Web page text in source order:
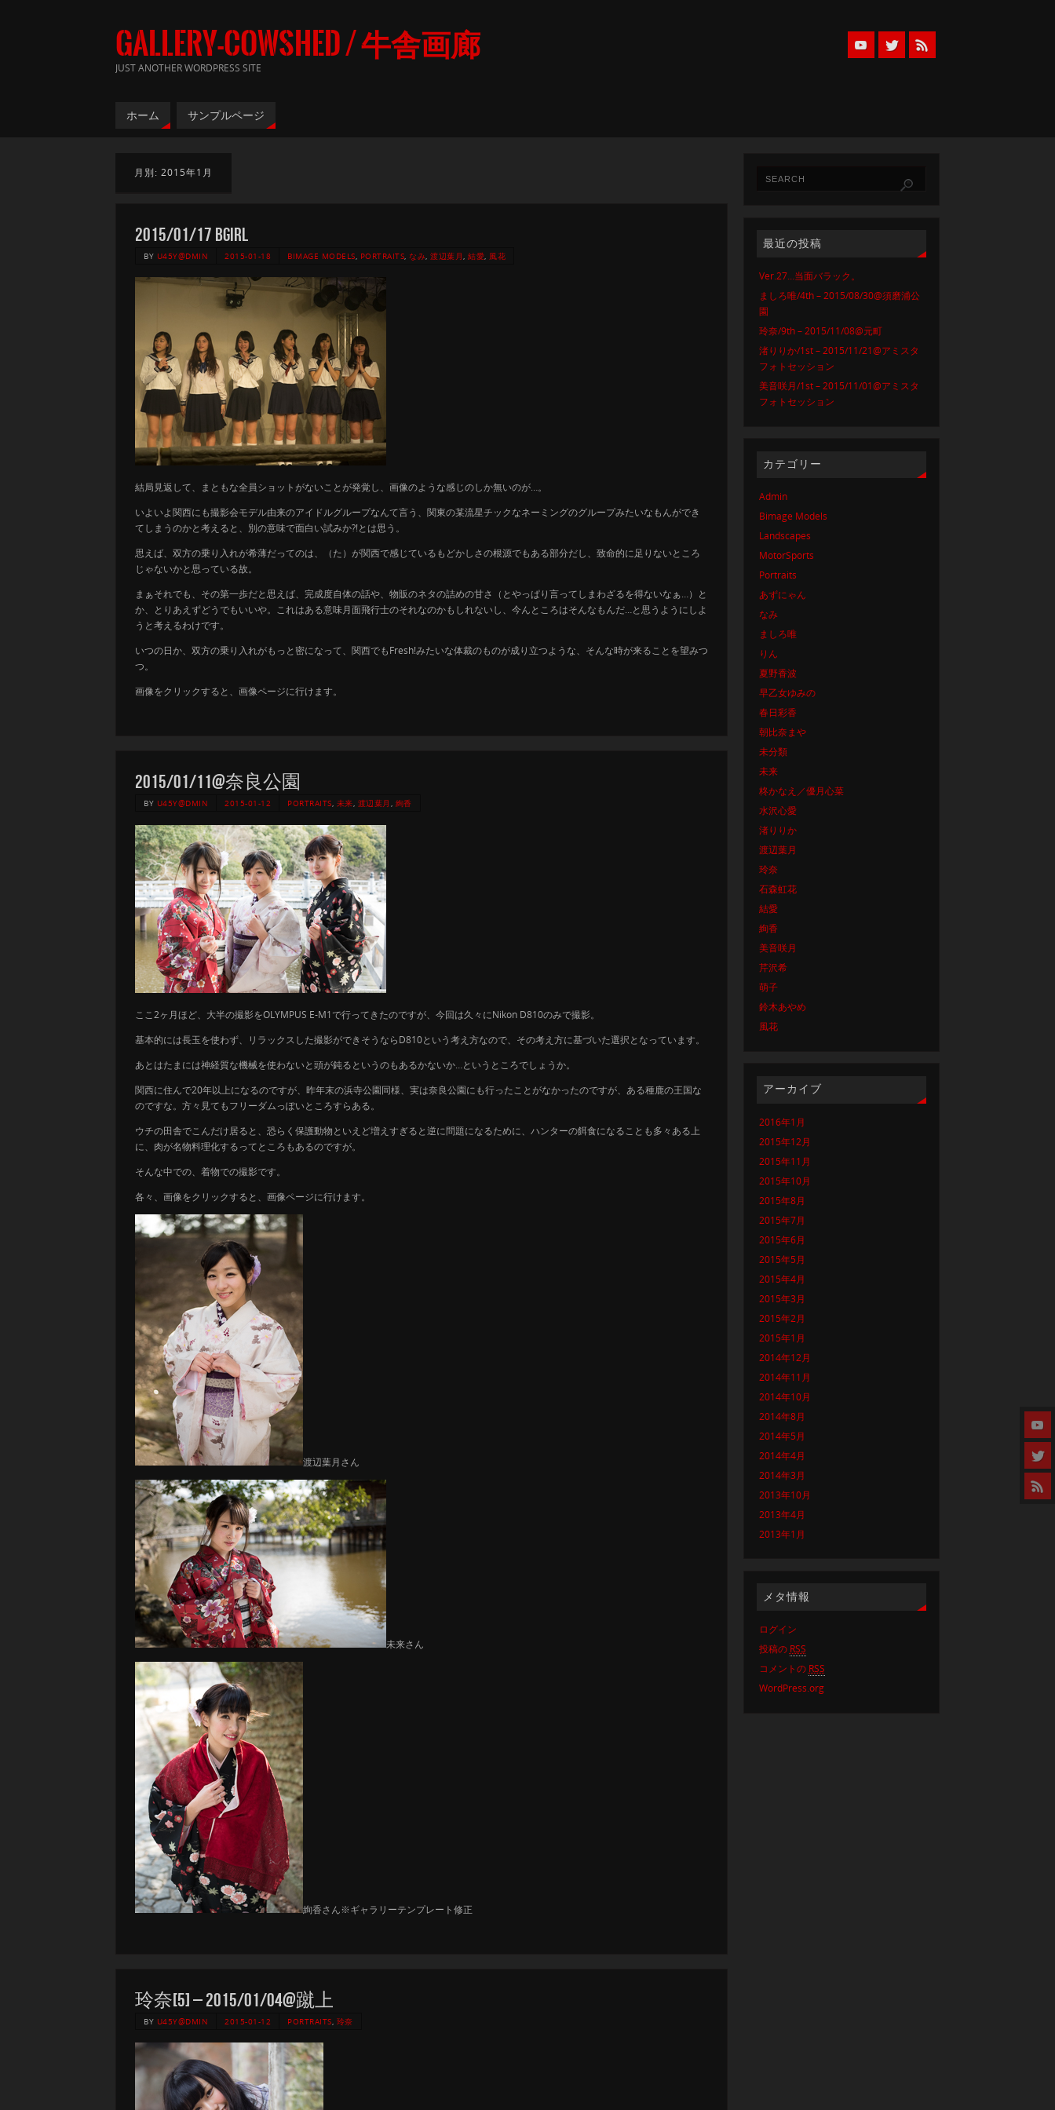
GALLERY-COWSHED / 牛舎画廊
JUST ANOTHER WORDPRESS SITE
ホーム サンプルページ
月別: 2015年1月
2015/01/17 Bgirl
BY U45Y@DMIN 2015-01-18 BIMAGE MODELS, PORTRAITS, なみ, 渡辺葉月, 結愛, 風花
結局見返して、まともな全員ショットがないことが発覚し、画像のような感じのしか無いのが…。
いよいよ関西にも撮影会モデル由来のアイドルグループなんて言う、関東の某流星チックなネーミングのグループみたいなもんができ
てしまうのかと考えると、別の意味で面白い試みか?!とは思う。
思えば、双方の乗り入れが希薄だってのは、（た）が関西で感じているもどかしさの根源でもある部分だし、致命的に足りないところ
じゃないかと思っている故。
まぁそれでも、その第一歩だと思えば、完成度自体の話や、物販のネタの詰めの甘さ（とやっぱり言ってしまわざるを得ないなぁ…）と
か、とりあえずどうでもいいや。これはある意味月面飛行士のそれなのかもしれないし、今んところはそんなもんだ…と思うようにしよ
うと考えるわけです。
いつの日か、双方の乗り入れがもっと密になって、関西でもFresh!みたいな体裁のものが成り立つような、そんな時が来ることを望みつ
つ。
画像をクリックすると、画像ページに行けます。
2015/01/11@奈良公園
BY U45Y@DMIN 2015-01-12 PORTRAITS, 未来, 渡辺葉月 , 絢香
ここ2ヶ月ほど、大半の撮影をOLYMPUS E-M1で行ってきたのですが、今回は久々にNikon D810のみで撮影。
基本的には長玉を使わず、リラックスした撮影ができそうならD810という考え方なので、その考え方に基づいた選択となっています。
あとはたまには神経質な機械を使わないと頭が鈍るというのもあるかないか…というところでしょうか。
関西に住んで20年以上になるのですが、昨年末の浜寺公園同様、実は奈良公園にも行ったことがなかったのですが、ある種鹿の王国な
のですな。方々見てもフリーダムっぽいところすらある。
ウチの田舎でこんだけ居ると、恐らく保護動物といえど増えすぎると逆に問題になるために、ハンターの餌食になることも多々ある上
に、肉が名物料理化するってところもあるのですが。
そんな中での、着物での撮影です。
各々、画像をクリックすると、画像ページに行けます。
渡辺葉月さん
未来さん
絢香さん※ギャラリーテンプレート修正
玲奈[5] – 2015/01/04@蹴上
BY U45Y@DMIN 2015-01-12 PORTRAITS 玲奈
最近の投稿
Ver.27…当面バラック。
ましろ唯/4th – 2015/08/30@須磨浦公
園
玲奈/9th – 2015/11/08@元町
渚りりか/1st – 2015/11/21@アミスタ
フォトセッション
美音咲月/1st – 2015/11/01@アミスタ
フォトセッション
カテゴリー
Admin
Bimage Models
Landscapes
MotorSports
Portraits
あずにゃん
なみ
ましろ唯
りん
夏野香波
早乙女ゆみの
春日彩香
朝比奈まや
未分類
未来
柊かなえ／優月心菜
水沢心愛
渚りりか
渡辺葉月
玲奈
石森虹花
結愛
絢香
美音咲月
芹沢希
萌子
鈴木あやめ
風花
アーカイブ
2016年1月
2015年12月
2015年11月
2015年10月
2015年8月
2015年7月
2015年6月
2015年5月
2015年4月
2015年3月
2015年2月
2015年1月
2014年12月
2014年11月
2014年10月
2014年8月
2014年5月
2014年4月
2014年3月
2013年10月
2013年4月
2013年1月
メタ情報
ログイン
投稿の RSS
コメントの RSS
WordPress.org